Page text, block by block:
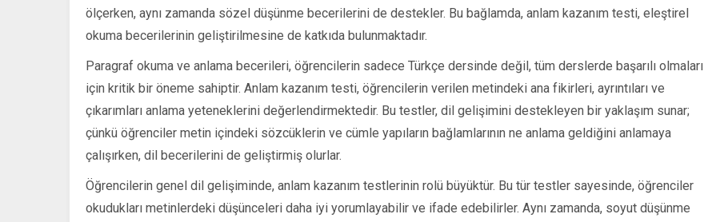
ölçerken, aynı zamanda sözel düşünme becerilerini de destekler. Bu bağlamda, anlam kazanım testi, eleştirel
okuma becerilerinin geliştirilmesine de katkıda bulunmaktadır.
Paragraf okuma ve anlama becerileri, öğrencilerin sadece Türkçe dersinde değil, tüm derslerde başarılı olmaları
için kritik bir öneme sahiptir. Anlam kazanım testi, öğrencilerin verilen metindeki ana fikirleri, ayrıntıları ve
çıkarımları anlama yeteneklerini değerlendirmektedir. Bu testler, dil gelişimini destekleyen bir yaklaşım sunar;
çünkü öğrenciler metin içindeki sözcüklerin ve cümle yapıların bağlamlarının ne anlama geldiğini anlamaya
çalışırken, dil becerilerini de geliştirmiş olurlar.
Öğrencilerin genel dil gelişiminde, anlam kazanım testlerinin rolü büyüktür. Bu tür testler sayesinde, öğrenciler
okudukları metinlerdeki düşünceleri daha iyi yorumlayabilir ve ifade edebilirler. Aynı zamanda, soyut düşünme